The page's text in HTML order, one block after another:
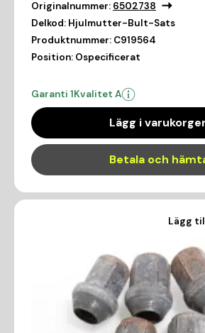
Originalnummer: 6502738
Delkod: Hjulmutter-Bult-Sats
Produktnummer: C919564
Position: Ospecificerat
Garanti 1Kvalitet A
Lägg i
Betala och
Lägg